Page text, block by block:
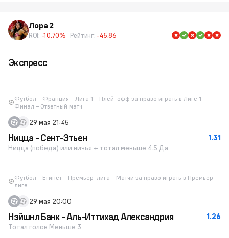
Лора 2
ROI: -10.70% Рейтинг: -45.86
Экспресс
Футбол – Франция – Лига 1 – Плей-офф за право играть в Лиге 1 –
Финал – Ответный матч
29 мая 21:45
1.31
Ницца - Сент-Этьен
Ницца (победа) или ничья + тотал меньше 4.5 Да
Футбол – Египет – Премьер-лига – Матчи за право играть в Премьер-
лиге
29 мая 20:00
1.26
Нэйшнл Банк - Аль-Иттихад Александрия
Тотал голов Меньше 3